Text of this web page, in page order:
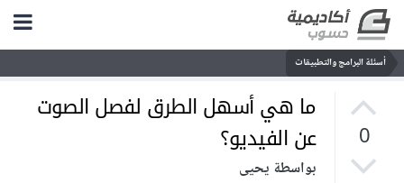
أسئلة البرامج والتطبيقات
0
ما هي أسهل الطرق لفصل الصوت
عن الفيديو؟
بواسطة يحيى